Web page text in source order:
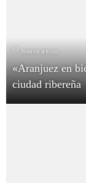
Anterior artículo
«Aranjuez en
ciudad ribereña